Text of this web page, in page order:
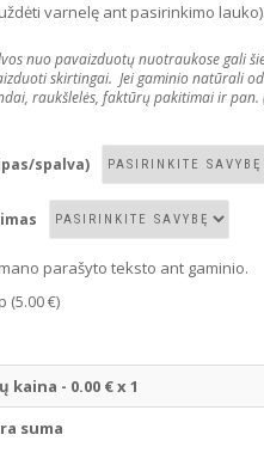
varnelę ant pasirinkimo lauko).
nuo pavaizduotų nuotraukose gali
skirtingai. Jei gaminio natūrali
raukšlelės, faktūrų pakitimai ir
spalva)
parašyto teksto ant gaminio.
(5.00 €)
kaina - 0.00 € x 1
suma